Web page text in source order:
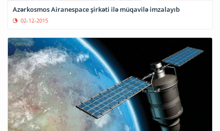
Azərkosmos Airanespace şirkəti ilə müqavilə imzalayıb
02-12-2015